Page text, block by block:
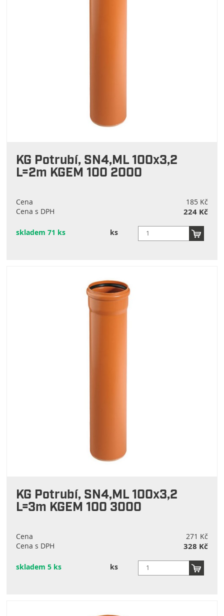
KG Potrubí, SN4,ML 100x3,2
L=2m KGEM 100 2000
Cena
185 Kč
Cena s DPH
224 Kč
skladem 71 ks ks
KG Potrubí, SN4,ML 100x3,2
L=3m KGEM 100 3000
Cena
271 Kč
Cena s DPH
328 Kč
skladem 5 ks ks